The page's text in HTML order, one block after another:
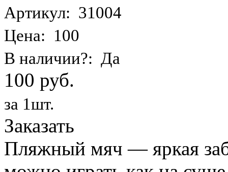
Артикул: 31004
Цена: 100
В наличии?: Да
100 руб.
за 1шт.
Заказать
Пляжный мяч — яркая